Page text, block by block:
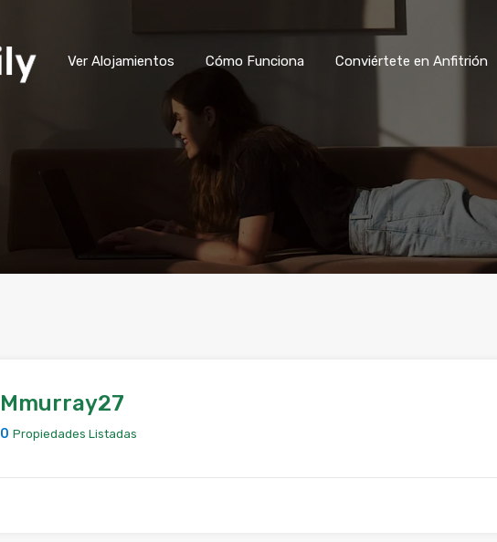
Cómo Funciona
Ver Alojamientos
Cómo Funciona Conviértete en Anfitrión
Mmurray27
0 Propiedades Listadas